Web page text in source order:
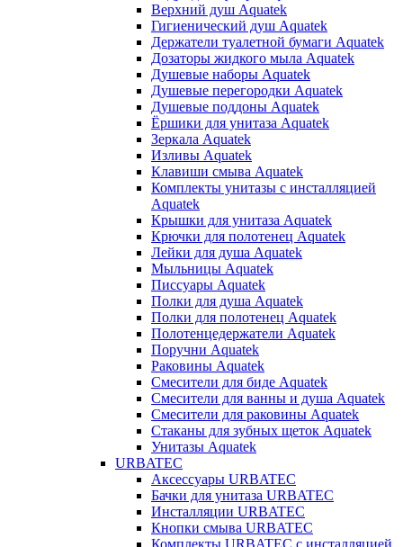
Верхний душ Aquatek
Гигиенический душ Aquatek
Держатели туалетной бумаги Aquatek
Дозаторы жидкого мыла Aquatek
Душевые наборы Aquatek
Душевые перегородки Aquatek
Душевые поддоны Aquatek
Ёршики для унитаза Aquatek
Зеркала Aquatek
Изливы Aquatek
Клавиши смыва Aquatek
Комплекты унитазы с инсталляцией
Aquatek
Крышки для унитаза Aquatek
Крючки для полотенец Aquatek
Лейки для душа Aquatek
Мыльницы Aquatek
Писсуары Aquatek
Полки для душа Aquatek
Полки для полотенец Aquatek
Полотенцедержатели Aquatek
Поручни Aquatek
Раковины Aquatek
Смесители для биде Aquatek
Смесители для ванны и душа Aquatek
Смесители для раковины Aquatek
Стаканы для зубных щеток Aquatek
Унитазы Aquatek
URBATEC
Аксессуары URBATEC
Бачки для унитаза URBATEC
Инсталляции URBATEC
Кнопки смыва URBATEC
Комплекты URBATEC с инсталляцией